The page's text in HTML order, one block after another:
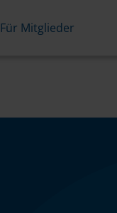
Für Mitglieder